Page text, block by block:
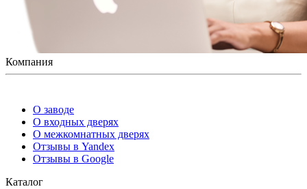
Компания
О заводе
О входных дверях
О межкомнатных дверях
Отзывы в Yandex
Отзывы в Google
Каталог